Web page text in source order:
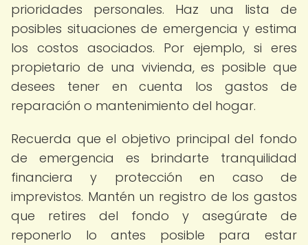
prioridades personales. Haz una lista de
posibles situaciones de emergencia y estima
los costos asociados. Por ejemplo, si eres
propietario de una vivienda, es posible que
desees tener en cuenta los gastos de
reparación o mantenimiento del hogar.
Recuerda que el objetivo principal del fondo
de emergencia es brindarte tranquilidad
financiera y protección en caso de
imprevistos. Mantén un registro de los gastos
que retires del fondo y asegúrate de
reponerlo lo antes posible para estar